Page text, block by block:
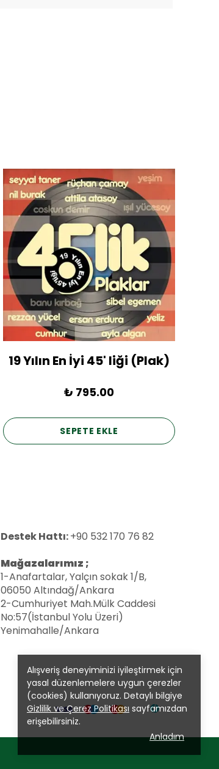
Alışveriş deneyiminizi iyileştirmek için
yasal düzenlemelere uygun çerezler
(cookies) kullanıyoruz. Detaylı bilgiye
Gizlilik ve Çerez Politikası sayfamızdan
erişebilirsiniz.
Anladım
19 Yılın En İyi 45' liği (Plak)
₺ 795.00
SEPETE EKLE
Destek Hattı:+90 532 170 76 82
Mağazalarımız ;
1-Anafartalar, Yalçın sokak 1/B,
06050 Altındağ/Ankara
2-Cumhuriyet Mah.Mülk Caddesi
No:57(İstanbul Yolu Üzeri)
Yenimahalle/Ankara